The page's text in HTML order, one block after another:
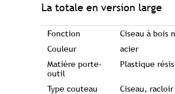
La totale en version large
Fonction
Ciseau à bois
Couleur
acier
Matière porte-
outil
Plastique
Type couteau
Ciseau,